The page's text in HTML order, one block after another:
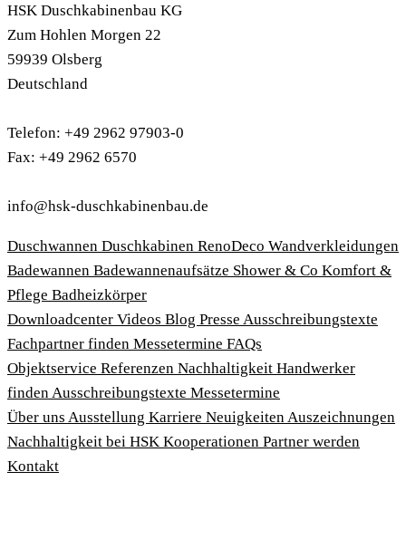
HSK Duschkabinenbau KG
Zum Hohlen Morgen 22
59939 Olsberg
Deutschland
Telefon: +49 2962 97903-0
Fax: +49 2962 6570
info@hsk-duschkabinenbau.de
Duschwannen Duschkabinen RenoDeco Wandverkleidungen
Badewannen Badewannenaufsätze Shower & Co Komfort &
Pflege Badheizkörper
Download­center Videos Blog Presse Ausschreibungstexte
Fachpartner finden Messetermine FAQs
Objektservice Referenzen Nachhaltigkeit Handwerker
findenAusschreibungstexte Messetermine
Über uns Ausstellung Karriere NeuigkeitenAuszeichnungen
Nachhaltigkeit bei HSK Kooperationen Partner werden
Kontakt